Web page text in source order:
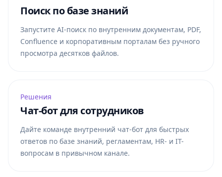
Поиск по базе знаний
Запустите AI-поиск по внутренним документам, PDF,
Confluence и корпоративным порталам без ручного
просмотра десятков файлов.
Решения
Чат-бот для сотрудников
Дайте команде внутренний чат-бот для быстрых
ответов по базе знаний, регламентам, HR- и IT-
вопросам в привычном канале.